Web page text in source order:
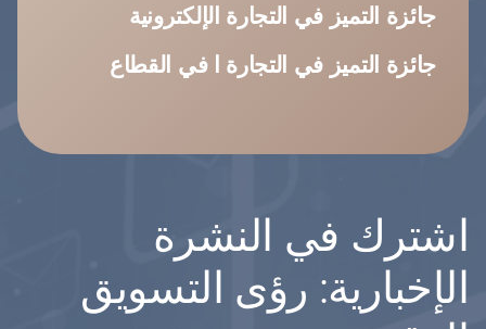
جائزة التميز في التجارة الإلكترونية
جائزة التميز في التجارة ا في القطاع
اشترك في النشرة
الإخبارية: رؤى التسويق